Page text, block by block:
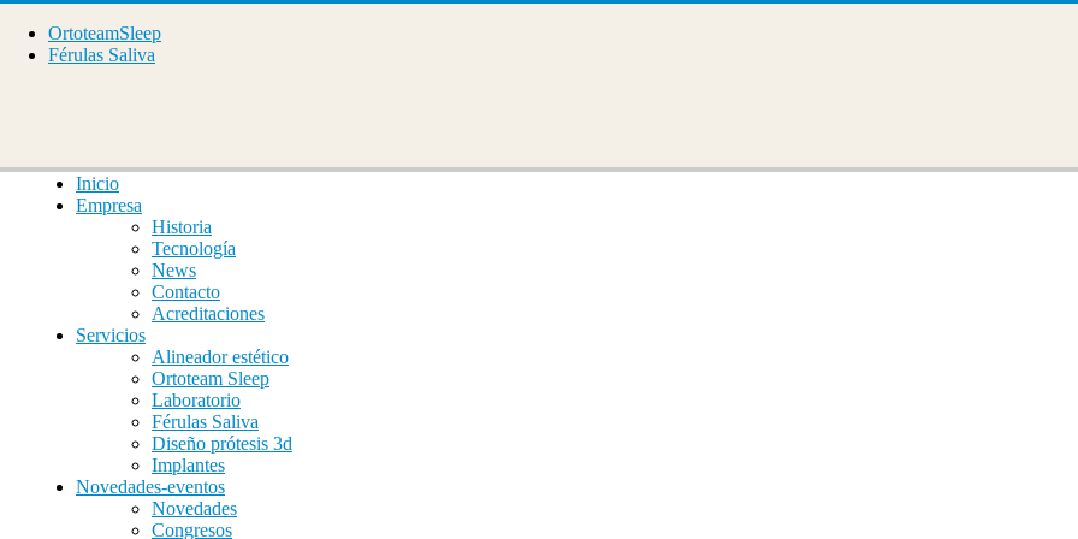
OrtoteamSleep
Férulas Saliva
Inicio
Empresa
Historia
Tecnología
News
Contacto
Acreditaciones
Servicios
Alineador estético
Ortoteam Sleep
Laboratorio
Férulas Saliva
Diseño prótesis 3d
Implantes
Novedades-eventos
Novedades
Congresos